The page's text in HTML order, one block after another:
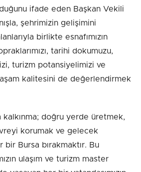
ifade eden Başkan Vekili
şehrimizin gelişimini
birlikte esnafımızın
tarihi dokumuzu,
turizm potansiyelimizi ve
kalitesini de değerlendirmek
kalkınma; doğru yerde üretmek,
korumak ve gelecek
bir Bursa bırakmaktır. Bu
ulaşım ve turizm master